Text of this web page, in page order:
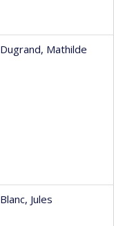
Dugrand, Mathilde
Blanc, Jules